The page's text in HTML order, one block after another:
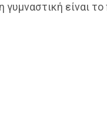
είναι